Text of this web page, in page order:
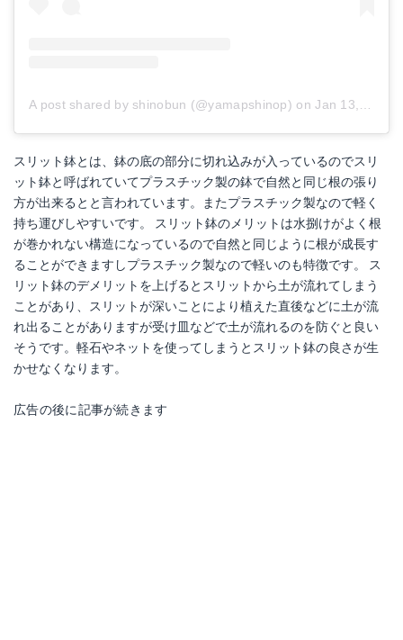
A post shared by shinobun (@yamapshinop) onJan 13, 2018 at 7:22am PST
スリット鉢とは、鉢の底の部分に切れ込みが入っているのでスリ
ット鉢と呼ばれていてプラスチック製の鉢で自然と同じ根の張り
方が出来るとと言われています。またプラスチック製なので軽く
持ち運びしやすいです。 スリット鉢のメリットは水捌けがよく根
が巻かれない構造になっているので自然と同じように根が成長す
ることができますしプラスチック製なので軽いのも特徴です。 ス
リット鉢のデメリットを上げるとスリットから土が流れてしまう
ことがあり、スリットが深いことにより植えた直後などに土が流
れ出ることがありますが受け皿などで土が流れるのを防ぐと良い
そうです。軽石やネットを使ってしまうとスリット鉢の良さが生
かせなくなります。
広告の後に記事が続きます